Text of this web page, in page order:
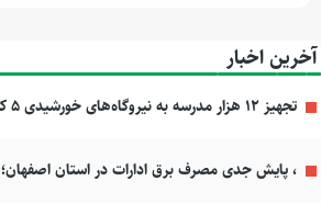
آخرین اخبار
تجهیز ۱۲ هزار مدرسه به نیروگاه‌های خورشیدی ۵ کیلوواتی تا پایان شهریور*
، پایش جدی مصرف برق ادارات در استان اصفهان؛ ۲۶۰ انشعاب قطع شد